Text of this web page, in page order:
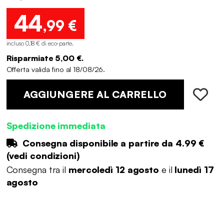
44,99 €
incluso 0,18 € di eco-parte.
Risparmiate 5,00 €.
Offerta valida fino al 18/08/26.
AGGIUNGERE AL CARRELLO
Spedizione immediata
Consegna disponibile a partire da 4.99 €
(vedi condizioni)
Consegna tra il mercoledì 12 agosto e il lunedì 17
agosto